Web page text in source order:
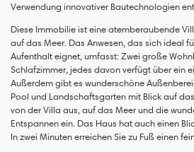
Verwendung innovativer Bautechnologien
Diese Immobilie ist eine atemberaubende
auf das Meer. Das Anwesen, das sich ideal
Aufenthalt eignet, umfasst: Zwei große
Schlafzimmer, jedes davon verfügt über ein
Außerdem gibt es wunderschöne
Pool und Landschaftsgarten mit Blick auf
von der Villa aus, auf das Meer und die
Entspannen ein. Das Haus hat auch einen
In zwei Minuten erreichen Sie zu Fuß einen